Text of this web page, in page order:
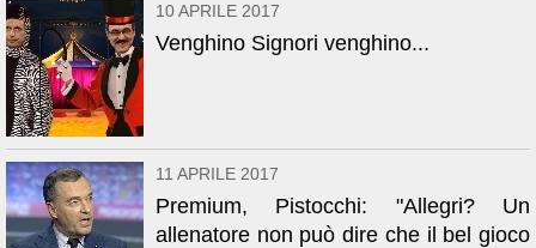
10 APRILE 2017
Venghino Signori venghino...
11 APRILE 2017
Premium, Pistocchi: "Allegri? Un
allenatore non può dire che il bel gioco